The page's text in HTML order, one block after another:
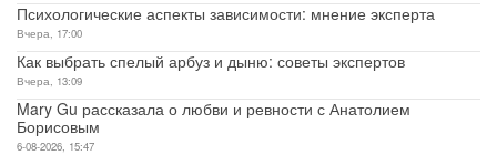
Психологические аспекты зависимости: мнение эксперта
Вчера, 17:00
Как выбрать спелый арбуз и дыню: советы экспертов
Вчера, 13:09
Mary Gu рассказала о любви и ревности с Анатолием
Борисовым
6-08-2026, 15:47